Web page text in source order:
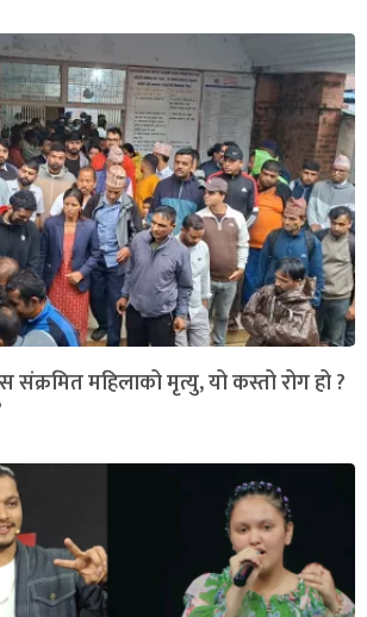
संक्रमित महिलाको मृत्यु, यो कस्तो रोग हो ?